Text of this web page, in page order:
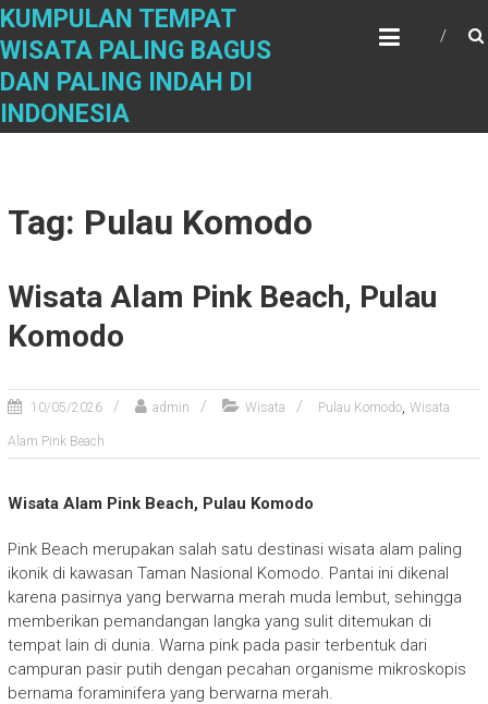
Skip
content
KUMPULAN TEMPAT
WISATA PALING BAGUS
DAN PALING INDAH DI
INDONESIA
Tag: Pulau Komodo
Wisata Alam Pink Beach, Pulau
Komodo
10/05/2026 admin Wisata Pulau Komodo, Wisata
Alam Pink Beach
Wisata Alam Pink Beach, Pulau Komodo
Pink Beach merupakan salah satu destinasi wisata alam paling
ikonik di kawasan Taman Nasional Komodo. Pantai ini dikenal
karena pasirnya yang berwarna merah muda lembut, sehingga
memberikan pemandangan langka yang sulit ditemukan di
tempat lain di dunia. Warna pink pada pasir terbentuk dari
campuran pasir putih dengan pecahan organisme mikroskopis
bernama foraminifera yang berwarna merah.